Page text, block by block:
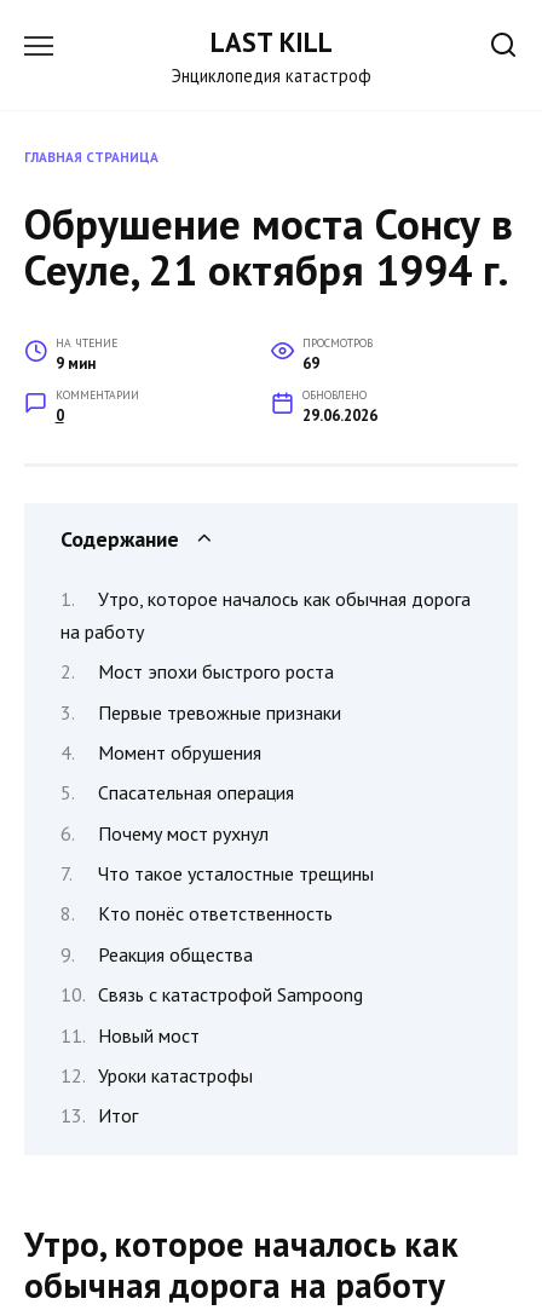
LAST KILL
Энциклопедия катастроф
ГЛАВНАЯ СТРАНИЦА
Обрушение моста Сонсу в
Сеуле, 21 октября 1994 г.
НА ЧТЕНИЕ
9 мин
ПРОСМОТРОВ
69
КОММЕНТАРИИ
0
ОБНОВЛЕНО
29.06.2026
Содержание
Утро, которое началось как обычная дорога
на работу
Мост эпохи быстрого роста
Первые тревожные признаки
Момент обрушения
Спасательная операция
Почему мост рухнул
Что такое усталостные трещины
Кто понёс ответственность
Реакция общества
Связь с катастрофой Sampoong
Новый мост
Уроки катастрофы
Итог
Утро, которое началось как
обычная дорога на работу